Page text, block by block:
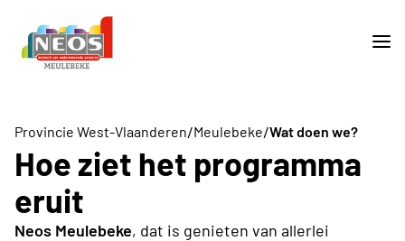
Provincie West-Vlaanderen/Meulebeke/Wat doen we?
Hoe ziet het programma
eruit
Neos Meulebeke, dat is genieten van allerlei